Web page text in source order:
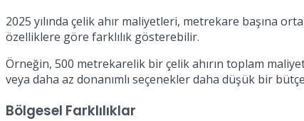
2025 yılında çelik ahır maliyetleri, metrekare başına
özelliklere göre farklılık gösterebilir.
Örneğin, 500 metrekarelik bir çelik ahırın toplam
veya daha az donanımlı seçenekler daha düşük bir
Bölgesel Farklılıklar